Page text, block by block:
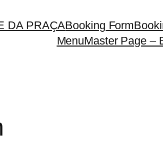
DA PRAÇABooking Form
MenuMaster Page –